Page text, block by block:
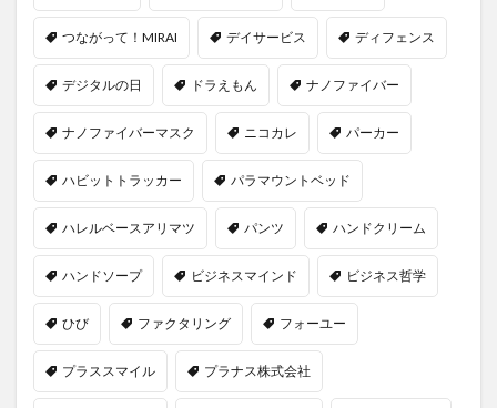
つながって！MIRAI デイサービス ディフェンス
デジタルの日 ドラえもん ナノファイバー
ナノファイバーマスク ニコカレ パーカー
ハビットトラッカー パラマウントベッド
ハレルベースアリマツ パンツ ハンドクリーム
ハンドソープ ビジネスマインド ビジネス哲学
ひび ファクタリング フォーユー
プラススマイル プラナス株式会社